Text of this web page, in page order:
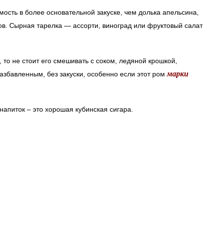
в более основательной закуске, чем долька апельсина,
Сырная тарелка — ассорти, виноград или фруктовый салат
не стоит его смешивать с соком, ледяной крошкой,
без закуски, особенно если этот роммарки
– это хорошая кубинская сигара.